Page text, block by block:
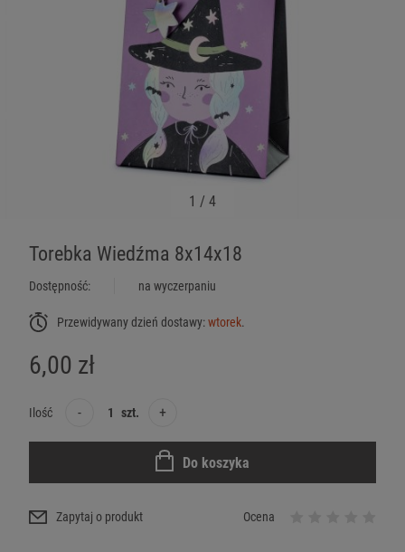
1 / 4
Torebka Wiedźma 8x14x18
Dostępność: na wyczerpaniu
Przewidywany dzień dostawy:wtorek.
6,00 zł
Ilość - szt. +
Do koszyka
Zapytaj o produkt Ocena